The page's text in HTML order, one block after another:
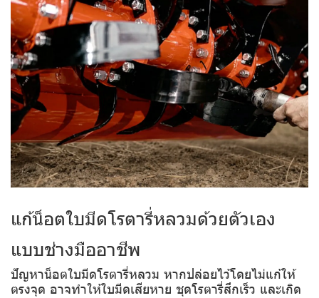
แก้น็อตใบมีดโรตารี่หลวมด้วยตัวเอง
แบบช่างมืออาชีพ
ปัญหาน็อตใบมีดโรตารี่หลวม หากปล่อยไว้โดยไม่แก้ให้
ตรงจุด อาจทำให้ใบมีดเสียหาย ชุดโรตารี่สึกเร็ว และเกิด